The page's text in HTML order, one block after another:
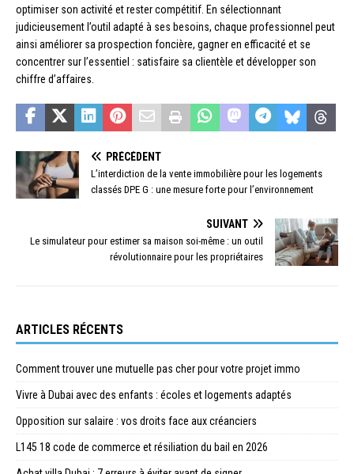
optimiser son activité et rester compétitif. En sélectionnant
judicieusement l’outil adapté à ses besoins, chaque professionnel peut
ainsi améliorer sa prospection foncière, gagner en efficacité et se
concentrer sur l’essentiel : satisfaire sa clientèle et développer son
chiffre d’affaires.
PRÉCÉDENT
L’interdiction de la vente immobilière pour les logements
classés DPE G : une mesure forte pour l’environnement
SUIVANT
Le simulateur pour estimer sa maison soi-même : un outil
révolutionnaire pour les propriétaires
ARTICLES RÉCENTS
Comment trouver une mutuelle pas cher pour votre projet immo
Vivre à Dubai avec des enfants : écoles et logements adaptés
Opposition sur salaire : vos droits face aux créanciers
L145 18 code de commerce et résiliation du bail en 2026